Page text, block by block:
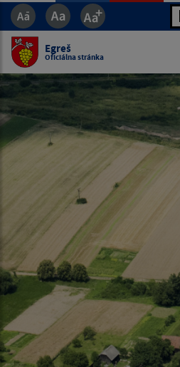
Egreš
Oficiálna stránka